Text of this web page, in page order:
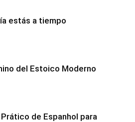
estás a tiempo
del Estoico Moderno
de Espanhol para